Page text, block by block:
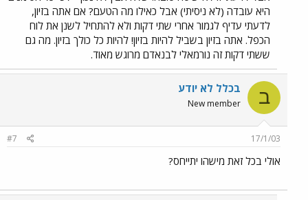
היא עובדה (לא ניסיתי) אבל כאילו מה הטעם? אם אתה בזיון,
לדעתי עדיף לגמור אחרי שתי דקות ולא להתחיל לשנן את לוח
הכפל. אתה בזיון בשביל להיות בזיון! להיות כל כולך בזיון. מה גם
ששתי דקות זה נורמאלי לבנאדם מרוגש מאוד.
ב בכלל לא יודע
New member
17/1/03
#7
אולי בכל זאת מישהו יתייחס?